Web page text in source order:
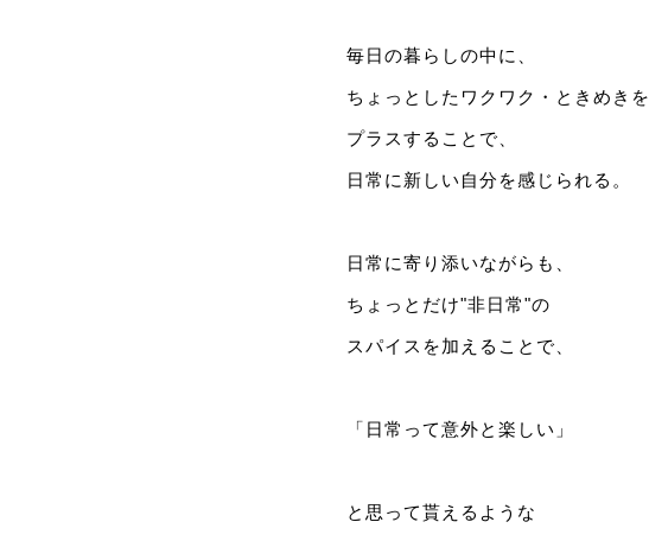
毎日の暮らしの中に、
ちょっとしたワクワク・ときめきを
プラスすることで、
日常に新しい自分を感じられる。
日常に寄り添いながらも、
ちょっとだけ"非日常"の
スパイスを加えることで、
「日常って意外と楽しい」
と思って貰えるような